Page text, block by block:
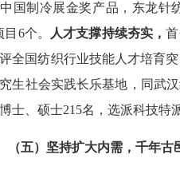
国制冷展金奖产品，东龙针
目6个。
人才支撑持续夯实 ，
全国纺织行业技能人才培育
生社会实践长乐基地，同武
士、硕士215名， 选派科技特
（五） 坚持扩大内需，千年古